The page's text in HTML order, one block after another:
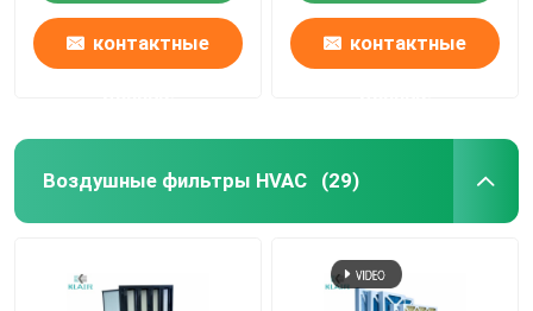
контактные контактные
Воздушные фильтры HVAC (29)